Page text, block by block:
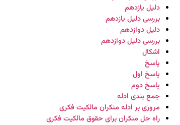
دلیل یازدهم
بررسی دلیل یازدهم
دلیل دوازدهم
بررسی دلیل دوازدهم
اشکال
پاسخ
پاسخ اول
پاسخ دوم
جمع بندی ادله
مروری بر ادله منکران مالکیت فکری
راه حل منکران برای حقوق مالکیت فکری